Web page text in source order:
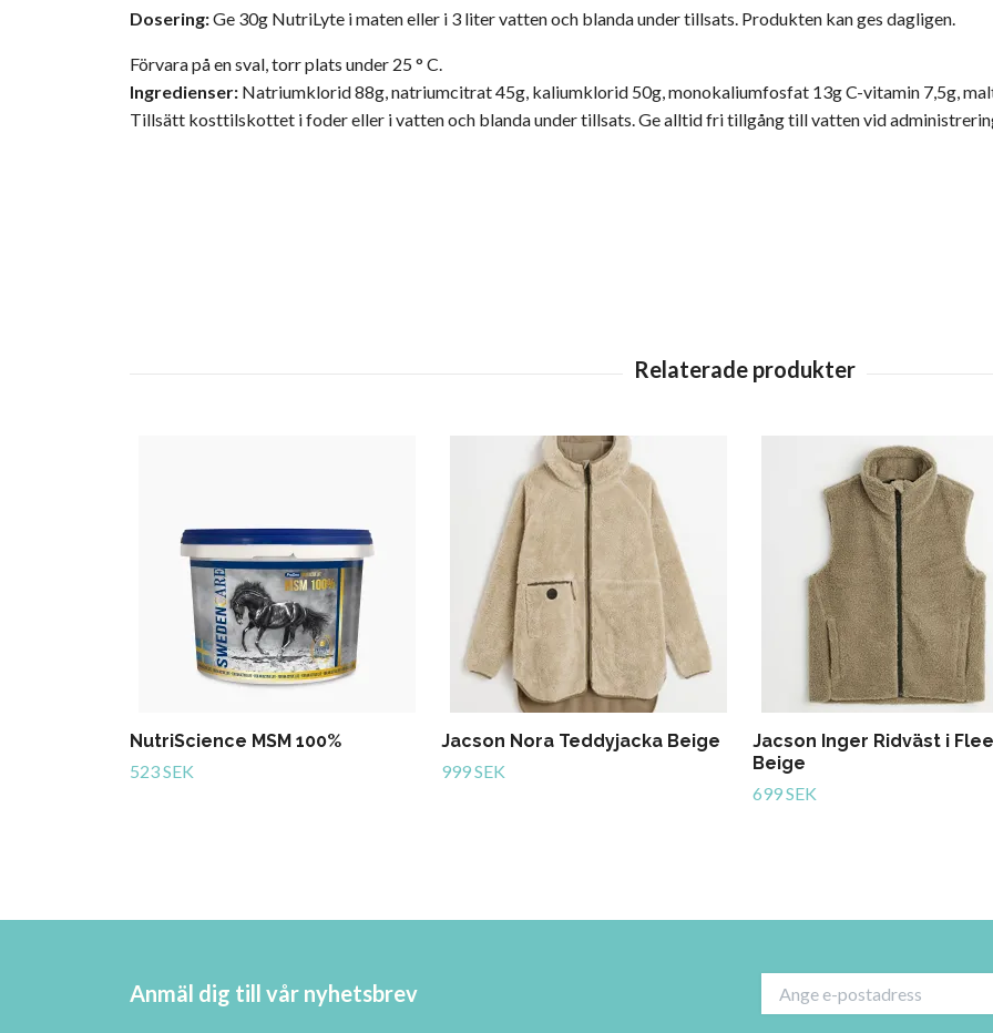
Dosering:Ge 30g NutriLyte i maten eller i 3 liter vatten och blanda under tillsats. Produkten kan ges dagligen.
Förvara på en sval, torr plats under 25 ° C.
Ingredienser: Natriumklorid 88g, natriumcitrat 45g, kaliumklorid 50g, monokaliumfosfat 13g C-vitamin 7,5g,
Tillsätt kosttilskottet i foder eller i vatten och blanda under tillsats. Ge alltid fri tillgång till vatten vid
NutriScience MSM 100%
523 SEK
Jacson Nora Teddyjacka Beige
999 SEK
Jacson Inger Ridväst i
Beige
699 SEK
Anmäl dig till vår nyhetsbrev